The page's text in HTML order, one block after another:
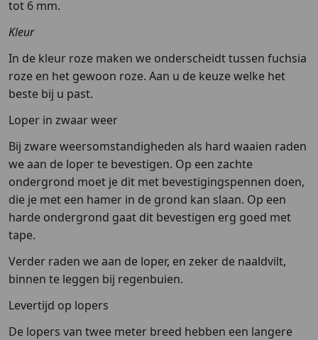
tot 6 mm.
Kleur
In de kleur roze maken we onderscheidt tussen fuchsia
roze en het gewoon roze. Aan u de keuze welke het
beste bij u past.
Loper in zwaar weer
Bij zware weersomstandigheden als hard waaien raden
we aan de loper te bevestigen. Op een zachte
ondergrond moet je dit met bevestigingspennen doen,
die je met een hamer in de grond kan slaan. Op een
harde ondergrond gaat dit bevestigen erg goed met
tape.
Verder raden we aan de loper, en zeker de naaldvilt,
binnen te leggen bij regenbuien.
Levertijd op lopers
De lopers van twee meter breed hebben een langere